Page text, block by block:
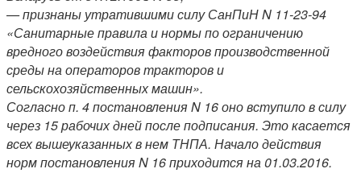
— признаны утратившими силу СанПиН N 11-23-94
«Санитарные правила и нормы по ограничению
вредного воздействия факторов производственной
среды на операторов тракторов и
сельскохозяйственных машин».
Согласно п. 4 постановления N 16 оно вступило в силу
через 15 рабочих дней после подписания. Это касается
всех вышеуказанных в нем ТНПА. Начало действия
норм постановления N 16 приходится на 01.03.2016.